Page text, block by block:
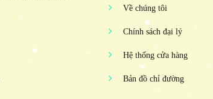
Về chúng tôi
Chính sách đại lý
Hệ thống cửa hàng
Bản đồ chỉ đường